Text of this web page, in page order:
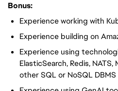
Bonus:
Experience working with
Experience building on
Experience using
ElasticSearch, Redis,
other SQL or NoSQL